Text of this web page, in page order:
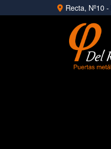
Recta, Nº10 -